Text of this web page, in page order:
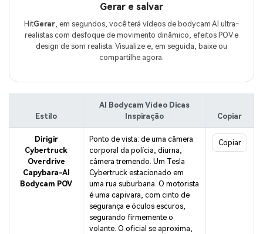
Gerar e salvar
HitGerar , em segundos, você terá vídeos de bodycam AI ultra-
realistas com desfoque de movimento dinâmico, efeitos POV e
design de som realista. Visualize e, em seguida, baixe ou
compartilhe agora.
Estilo
AI Bodycam Vídeo Dicas
Inspiração
Copiar
Dirigir
Cybertruck
Overdrive
Capybara-AI
Bodycam POV
Ponto de vista: de uma câmera
corporal da polícia, diurna,
câmera tremendo. Um Tesla
Cybertruck estacionado em
uma rua suburbana. O motorista
é uma capivara, com cinto de
segurança e óculos escuros,
segurando firmemente o
volante. O oficial se aproxima,
Copiar